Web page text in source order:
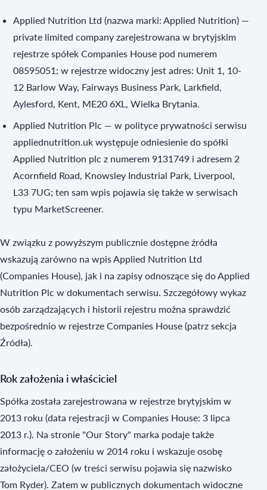
Applied Nutrition Ltd (nazwa marki: Applied Nutrition) —
private limited company zarejestrowana w brytyjskim
rejestrze spółek Companies House pod numerem
08595051; w rejestrze widoczny jest adres: Unit 1, 10-
12 Barlow Way, Fairways Business Park, Larkfield,
Aylesford, Kent, ME20 6XL, Wielka Brytania.
Applied Nutrition Plc — w polityce prywatności serwisu
appliednutrition.uk występuje odniesienie do spółki
Applied Nutrition plc z numerem 9131749 i adresem 2
Acornfield Road, Knowsley Industrial Park, Liverpool,
L33 7UG; ten sam wpis pojawia się także w serwisach
typu MarketScreener.
W związku z powyższym publicznie dostępne źródła
wskazują zarówno na wpis Applied Nutrition Ltd
(Companies House), jak i na zapisy odnoszące się do Applied
Nutrition Plc w dokumentach serwisu. Szczegółowy wykaz
osób zarządzających i historii rejestru można sprawdzić
bezpośrednio w rejestrze Companies House (patrz sekcja
Źródła).
Rok założenia i właściciel
Spółka została zarejestrowana w rejestrze brytyjskim w
2013 roku (data rejestracji w Companies House: 3 lipca
2013 r.). Na stronie "Our Story" marka podaje także
informację o założeniu w 2014 roku i wskazuje osobę
założyciela/CEO (w treści serwisu pojawia się nazwisko
Tom Ryder). Zatem w publicznych dokumentach widoczne